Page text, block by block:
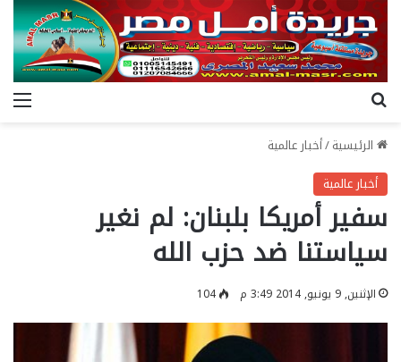
الرئيسية/أخبار عالمية
أخبار عالمية
سفير أمريكا بلبنان: لم نغير
سياستنا ضد حزب الله
الإثنين, 9 يونيو, 2014 3:49 م 104